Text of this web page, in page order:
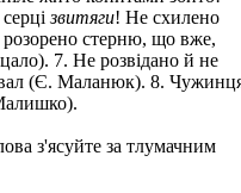
звитяги! Не схилено
стерню, що вже,
7. Не розвідано й не
(Є. Маланюк). 8.
з'ясуйте за тлумачним